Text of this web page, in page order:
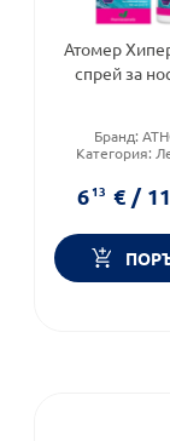
Атомер
спрей за
Бранд:
Категория:
Форма на
613 € /